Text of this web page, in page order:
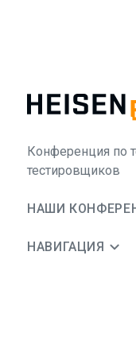
Конференция по
тестировщиков
НАШИ
НАВИГАЦИЯ